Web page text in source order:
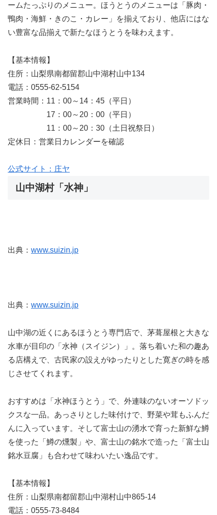
ームたっぷりのメニュー。ほうとうのメニューは「豚肉・
鴨肉・海鮮・きのこ・カレー」を揃えており、他店にはな
い豊富な品揃えで新たなほうとうを味わえます。
【基本情報】
住所：山梨県南都留郡山中湖村山中134
電話：0555-62-5154
営業時間：11：00～14：45（平日）
17：00～20：00（平日）
11：00～20：30（土日祝祭日）
定休日：営業日カレンダーを確認
公式サイト：庄ヤ
山中湖村「水神」
出典： www.suizin.jp
出典： www.suizin.jp
山中湖の近くにあるほうとう専門店で、茅葺屋根と大きな
水車が目印の「水神（スイジン）」。落ち着いた和の趣あ
る店構えで、古民家の設えがゆったりとした寛ぎの時を感
じさせてくれます。
おすすめは「水神ほうとう」で、外連味のないオーソドッ
クスな一品。あっさりとした味付けで、野菜や茸もふんだ
んに入っています。そして富士山の湧水で育った新鮮な鱒
を使った「鱒の燻製」や、富士山の銘水で造った「富士山
銘水豆腐」も合わせて味わいたい逸品です。
【基本情報】
住所：山梨県南都留郡山中湖村山中865-14
電話：0555-73-8484